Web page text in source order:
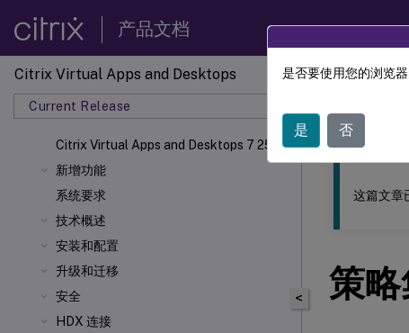
产品文档
Citrix Virtual Apps and Desktops
Current Release
Citrix Virtual Apps and Desktops 7 2511
新增功能
系统要求
技术概述
安装和配置
升级和迁移
安全
HDX 连接
此内容已经过机
<
这篇文章
策
是否要使用您的浏览
是 否